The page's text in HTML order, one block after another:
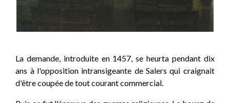
La demande, introduite en 1457, se heurta pendant dix
ans à l'opposition intransigeante de Salers qui craignait
d'être coupée de tout courant commercial.